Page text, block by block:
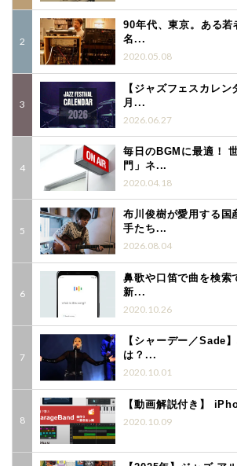
90年代、東京。ある
名...
2020.05.08
【ジャズフェスカレ
月...
2026.06.27
毎日のBGMに最適！
門」ネ...
2020.04.18
布川俊樹が愛用する国
手たち...
2026.08.04
鼻歌や口笛で曲を検
新...
2020.10.26
【シャーデー／Sade
は？...
2020.10.01
【動画解説付き】
2020.10.09